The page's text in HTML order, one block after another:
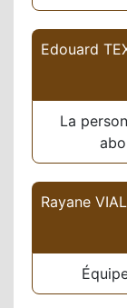
Edouard
La
Rayane